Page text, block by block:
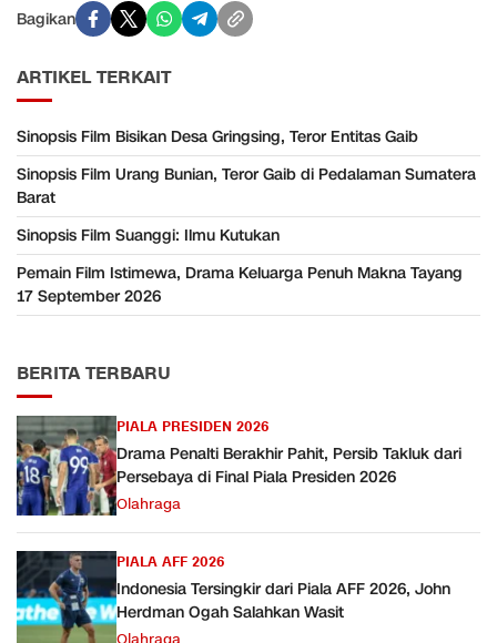
Bagikan
ARTIKEL TERKAIT
Sinopsis Film Bisikan Desa Gringsing, Teror Entitas Gaib
Sinopsis Film Urang Bunian, Teror Gaib di Pedalaman Sumatera
Barat
Sinopsis Film Suanggi: Ilmu Kutukan
Pemain Film Istimewa, Drama Keluarga Penuh Makna Tayang
17 September 2026
BERITA TERBARU
PIALA PRESIDEN 2026
Drama Penalti Berakhir Pahit, Persib Takluk dari
Persebaya di Final Piala Presiden 2026
Olahraga
PIALA AFF 2026
Indonesia Tersingkir dari Piala AFF 2026, John
Herdman Ogah Salahkan Wasit